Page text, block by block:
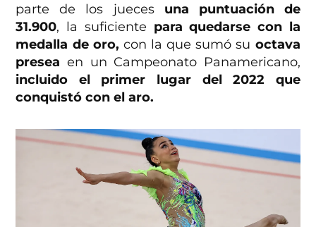
parte de los jueces una puntuación de
31.900, la suficiente para quedarse con la
medalla de oro, con la que sumó su octava
presea en un Campeonato Panamericano,
incluido el primer lugar del 2022 que
conquistó con el aro.